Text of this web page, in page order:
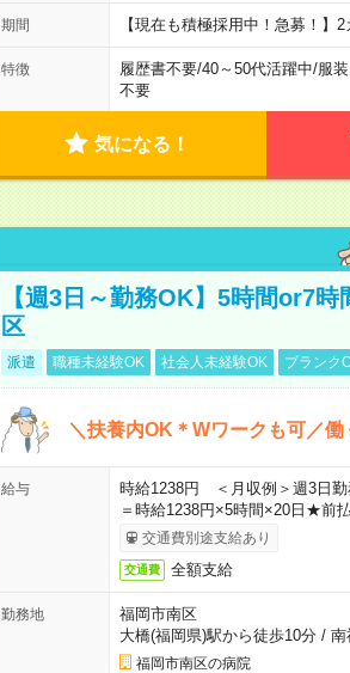
期間 【現在も積極採用中！急募！
特徴 履歴書不要/40～50代活躍中/服
不要
気になる！
【週3日～勤務OK】5時間or7
区
派遣 職種未経験OK 社会人未経験OK ブランク
＼扶養内OK＊Wワークも可／
給与
時給1238円 ＜月収例＞週3日勤
＝時給1238円×5時間×20日★前
交通費別途支給あり
交通費 全額支給
勤務地
福岡市南区
大橋(福岡県)駅から徒歩10分/ 南
福岡市南区の病院